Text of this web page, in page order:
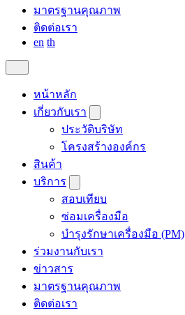
มาตรฐานคุณภาพ
ติดต่อเรา
en th
หน้าหลัก
เกี่ยวกับเรา
ประวัติบริษัท
โครงสร้างองค์กร
สินค้า
บริการ
สอบเทียบ
ซ่อมเครื่องมือ
บำรุงรักษาเครื่องมือ (PM)
ร่วมงานกับเรา
ข่าวสาร
มาตรฐานคุณภาพ
ติดต่อเรา